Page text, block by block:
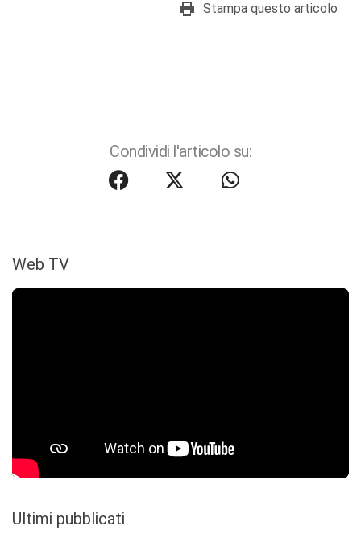
Stampa questo articolo
Condividi l'articolo su:
Web TV
Ultimi pubblicati